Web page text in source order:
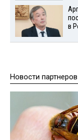
в
Новости партнеров